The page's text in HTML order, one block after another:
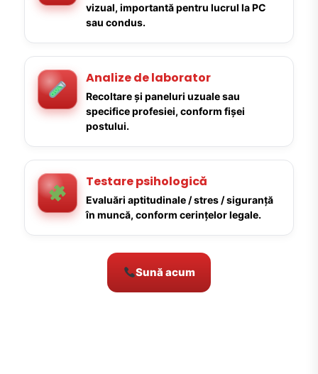
vizual, importantă pentru lucrul la PC
sau condus.
Analize de laborator
Recoltare și paneluri uzuale sau
specifice profesiei, conform fișei
postului.
Testare psihologică
Evaluări aptitudinale / stres / siguranță
în muncă, conform cerințelor legale.
Sună acum